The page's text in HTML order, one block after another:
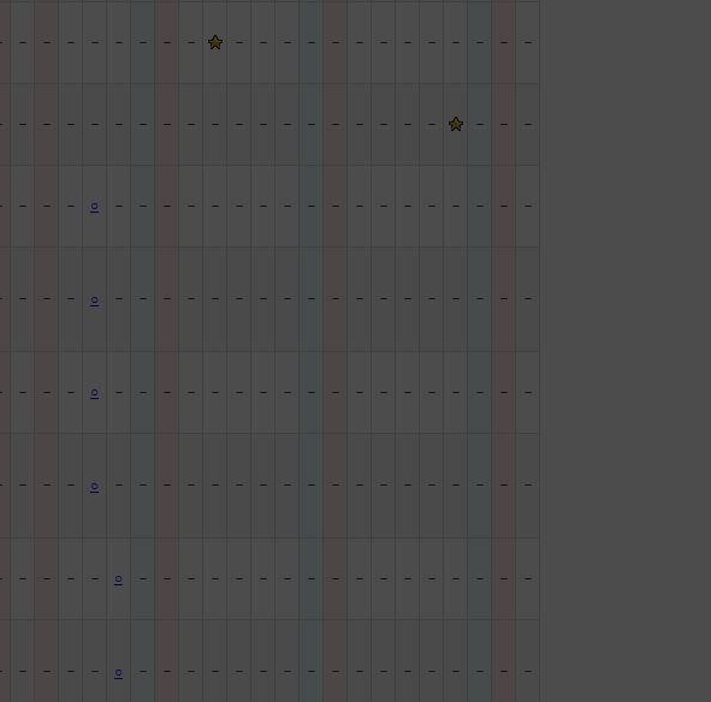
－ － － － － － － － － － － － － － － － － － － － －
－ － － － － － － － － － － － － － － － － － － － －
－ － － ○ － － － － － － － － － － － － － － － － － －
－ － － ○ － － － － － － － － － － － － － － － － － －
－ － － ○ － － － － － － － － － － － － － － － － － －
－ － － ○ － － － － － － － － － － － － － － － － － －
－ － － － ○ － － － － － － － － － － － － － － － － －
－ － － － ○ － － － － － － － － － － － － － － － － －